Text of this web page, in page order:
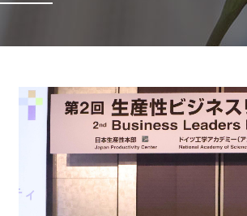
雇用・賃金に関する調査研究・提言
主な研修会場地図